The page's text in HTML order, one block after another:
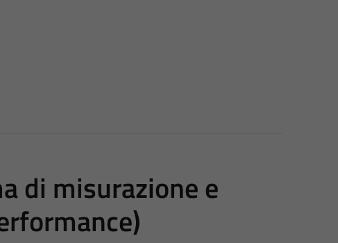
di misurazione e